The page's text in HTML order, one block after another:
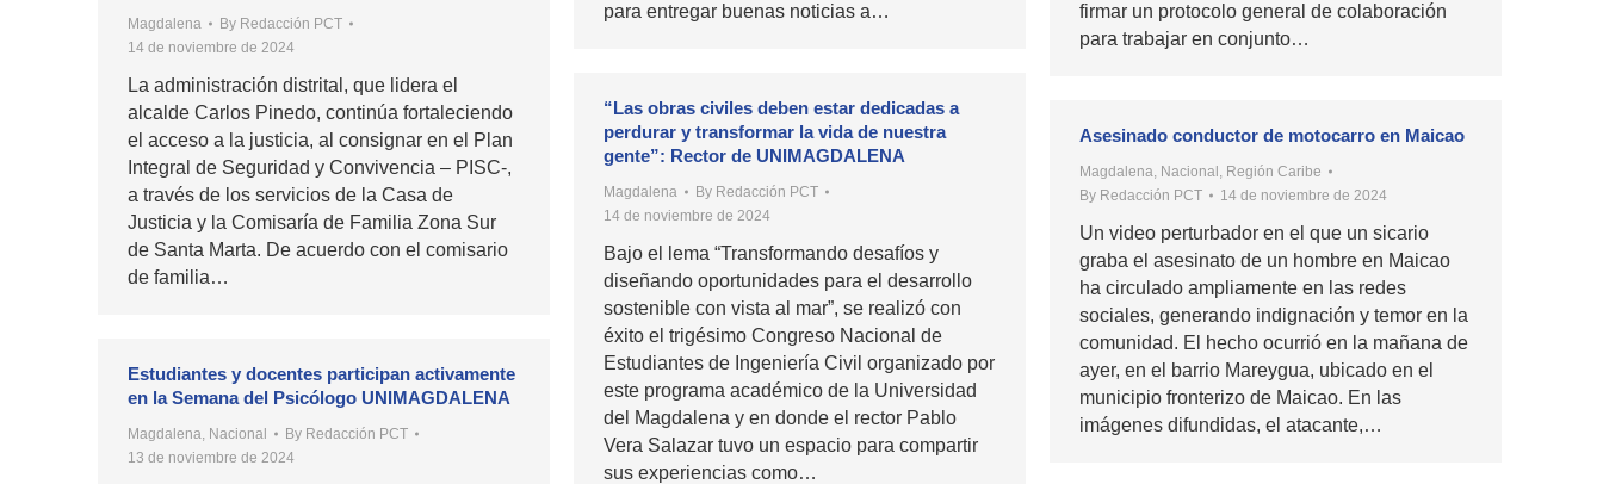
para entregar buenas noticias a…
firmar un protocolo general de colaboración
para trabajar en conjunto…
Magdalena By Redacción PCT
14 de noviembre de 2024
La administración distrital, que lidera el
alcalde Carlos Pinedo, continúa fortaleciendo
el acceso a la justicia, al consignar en el Plan
Integral de Seguridad y Convivencia – PISC-,
a través de los servicios de la Casa de
Justicia y la Comisaría de Familia Zona Sur
de Santa Marta. De acuerdo con el comisario
de familia…
“Las obras civiles deben estar dedicadas a
perdurar y transformar la vida de nuestra
gente”: Rector de UNIMAGDALENA
Magdalena By Redacción PCT
14 de noviembre de 2024
Bajo el lema “Transformando desafíos y
diseñando oportunidades para el desarrollo
sostenible con vista al mar”, se realizó con
éxito el trigésimo Congreso Nacional de
Estudiantes de Ingeniería Civil organizado por
este programa académico de la Universidad
del Magdalena y en donde el rector Pablo
Vera Salazar tuvo un espacio para compartir
sus experiencias como…
Asesinado conductor de motocarro en Maicao
Magdalena, Nacional , Región Caribe
By Redacción PCT 14 de noviembre de 2024
Un video perturbador en el que un sicario
graba el asesinato de un hombre en Maicao
ha circulado ampliamente en las redes
sociales, generando indignación y temor en la
comunidad. El hecho ocurrió en la mañana de
ayer, en el barrio Mareygua, ubicado en el
municipio fronterizo de Maicao. En las
imágenes difundidas, el atacante,…
Estudiantes y docentes participan activamente
en la Semana del Psicólogo UNIMAGDALENA
Magdalena, Nacional By Redacción PCT
13 de noviembre de 2024